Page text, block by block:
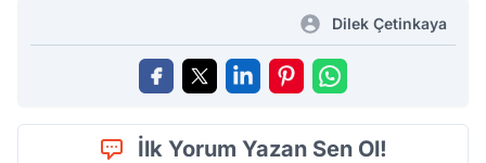
Dilek Çetinkaya
İlk Yorum Yazan Sen Ol!